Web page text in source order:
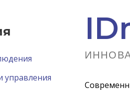
управления